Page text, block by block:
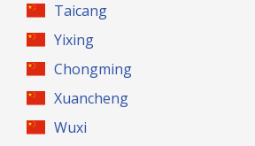
Taicang
Yixing
Chongming
Xuancheng
Wuxi